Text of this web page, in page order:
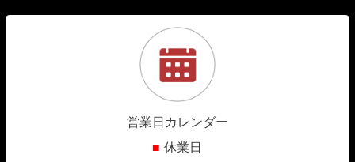
営業日カレンダー
■ 休業日